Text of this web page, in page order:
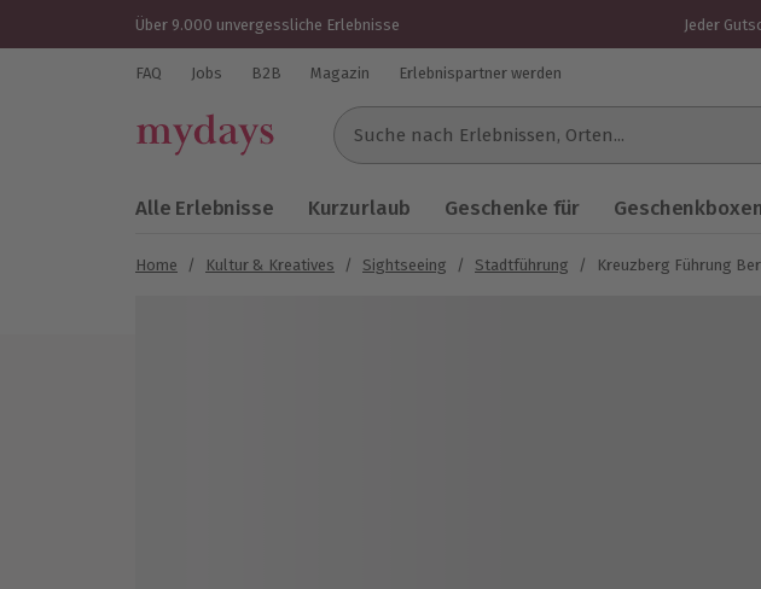
Über 9.000 unvergessliche Erlebnisse Jeder
FAQ Jobs B2B Magazin Erlebnispartner werden
Suche nach Erlebnissen...
Alle Erlebnisse Kurzurlaub Geschenke für Geschenkboxen
Home / Kultur & Kreatives / Sightseeing / Stadtführung / Kreuzberg Führung